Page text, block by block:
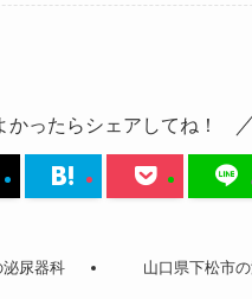
かったらシェアしてね！
尿器科 山口県下松市